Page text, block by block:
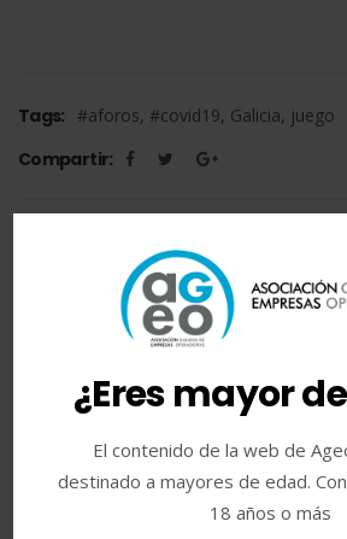
¿Eres mayor
El contenido de la web de
destinado a mayores de edad.
18 años o más
Tags: #aforos, #covid19, Galicia, juego
Compartir:
Post anterior
Suspendida la exigencia
certificado de
negativa en el acceso a
vuelta a los aforos